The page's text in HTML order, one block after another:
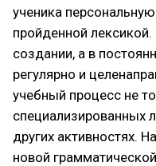
ученика
пройденной
создании, а в
регулярно и
учебный процесс не
специализированных
других активностях.
новой